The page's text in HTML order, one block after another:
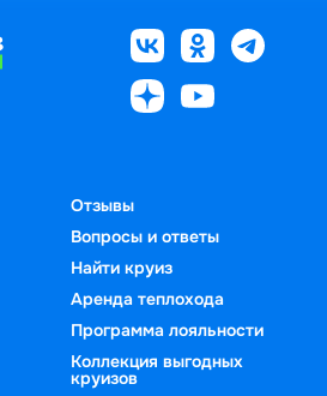
Отзывы
Вопросы и ответы
Найти круиз
Аренда теплохода
Программа лояльности
Коллекция выгодных
круизов